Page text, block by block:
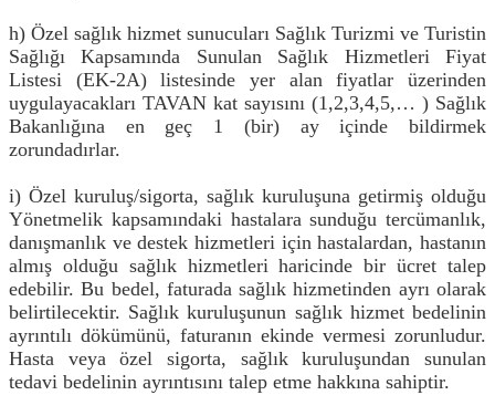
h) Özel sağlık hizmet sunucuları Sağlık Turizmi ve Turistin
Sağlığı Kapsamında Sunulan Sağlık Hizmetleri Fiyat
Listesi (EK-2A) listesinde yer alan fiyatlar üzerinden
uygulayacakları TAVAN kat sayısını (1,2,3,4,5,… ) Sağlık
Bakanlığına en geç 1 (bir) ay içinde bildirmek
zorundadırlar.
i) Özel kuruluş/sigorta, sağlık kuruluşuna getirmiş olduğu
Yönetmelik kapsamındaki hastalara sunduğu tercümanlık,
danışmanlık ve destek hizmetleri için hastalardan, hastanın
almış olduğu sağlık hizmetleri haricinde bir ücret talep
edebilir. Bu bedel, faturada sağlık hizmetinden ayrı olarak
belirtilecektir. Sağlık kuruluşunun sağlık hizmet bedelinin
ayrıntılı dökümünü, faturanın ekinde vermesi zorunludur.
Hasta veya özel sigorta, sağlık kuruluşundan sunulan
tedavi bedelinin ayrıntısını talep etme hakkına sahiptir.